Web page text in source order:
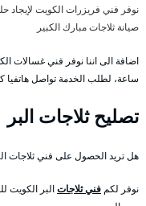
نوفر فني فريزرات الكويت لإيجاد
صيانة ثلاجات مبارك الكبير
ساعة، لطلب الخدمة تواصل هاتفيا
تصليح ثلاجات البر
هل تريد الحصول على فني ثلاجات
نوفر لكم فني ثلاجاتالبر الكويت